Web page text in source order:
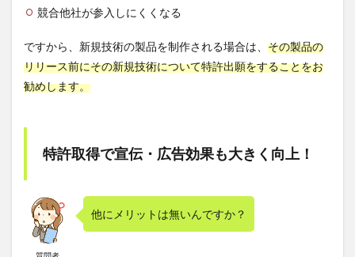
競合他社が参入しにくくなる
ですから、新規技術の製品を制作される場合は、 その製品の
リリース前にその新規技術について特許出願をすることをお
勧めします。
特許取得で宣伝・広告効果も大きく向上！
質問者
他にメリットは無いんですか？